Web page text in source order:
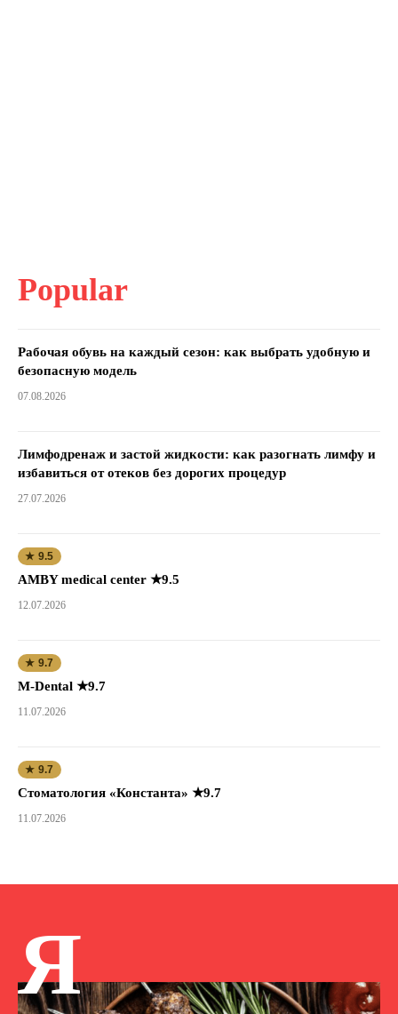
Popular
Рабочая обувь на каждый сезон: как выбрать удобную и
безопасную модель
07.08.2026
Лимфодренаж и застой жидкости: как разогнать лимфу и
избавиться от отеков без дорогих процедур
27.07.2026
★ 9.5
AMBY medical center ★9.5
12.07.2026
★ 9.7
M-Dental ★9.7
11.07.2026
★ 9.7
Стоматология «Константа» ★9.7
11.07.2026
Я